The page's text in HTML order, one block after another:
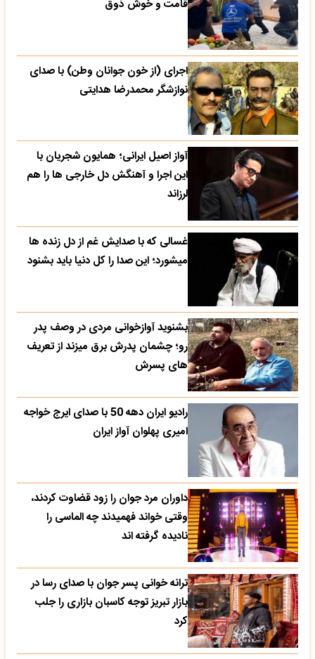
قامت و خوش ذوق
اجرای (از خون جوانان وطن) با صدای
نوازشگر محمدرضا هدایتی
آواز اصیل ایرانی؛ همایون شجریان با
این اجرا و آهنگش دل خارجی ها را هم
لرزاند
غسالی که با صدایش غم از دل زنده ها
میشورد؛ این صدا را کل دنیا باید بشنود
بشنوید آوازخوانی مردی در وصف پدر
رو؛ چشمان پدرش برق میزند از تعریف
های پسرش
رادیو ایران دهه 50 با صدای ایرج خواجه
امیری پهلوان آواز ایران
داوران مرد جوان را زود قضاوت کردند،
وقتی خواند فهمیدند چه الماسی را
نادیده گرفته اند
ترانه خوانی پسر جوان با صدای رسا در
بازار تبریز توجه کاسبان بازاری را جلب
کرد